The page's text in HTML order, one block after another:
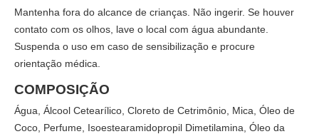
Mantenha fora do alcance de crianças. Não ingerir. Se houver
contato com os olhos, lave o local com água abundante.
Suspenda o uso em caso de sensibilização e procure
orientação médica.
COMPOSIÇÃO
Água, Álcool Cetearílico, Cloreto de Cetrimônio, Mica, Óleo de
Coco, Perfume, Isoestearamidopropil Dimetilamina, Óleo da